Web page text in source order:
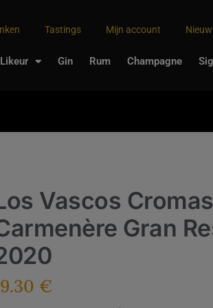
Tastings Mijn account
Likeur Gin Rum Champagne
Vascos Cromas
Gran
€